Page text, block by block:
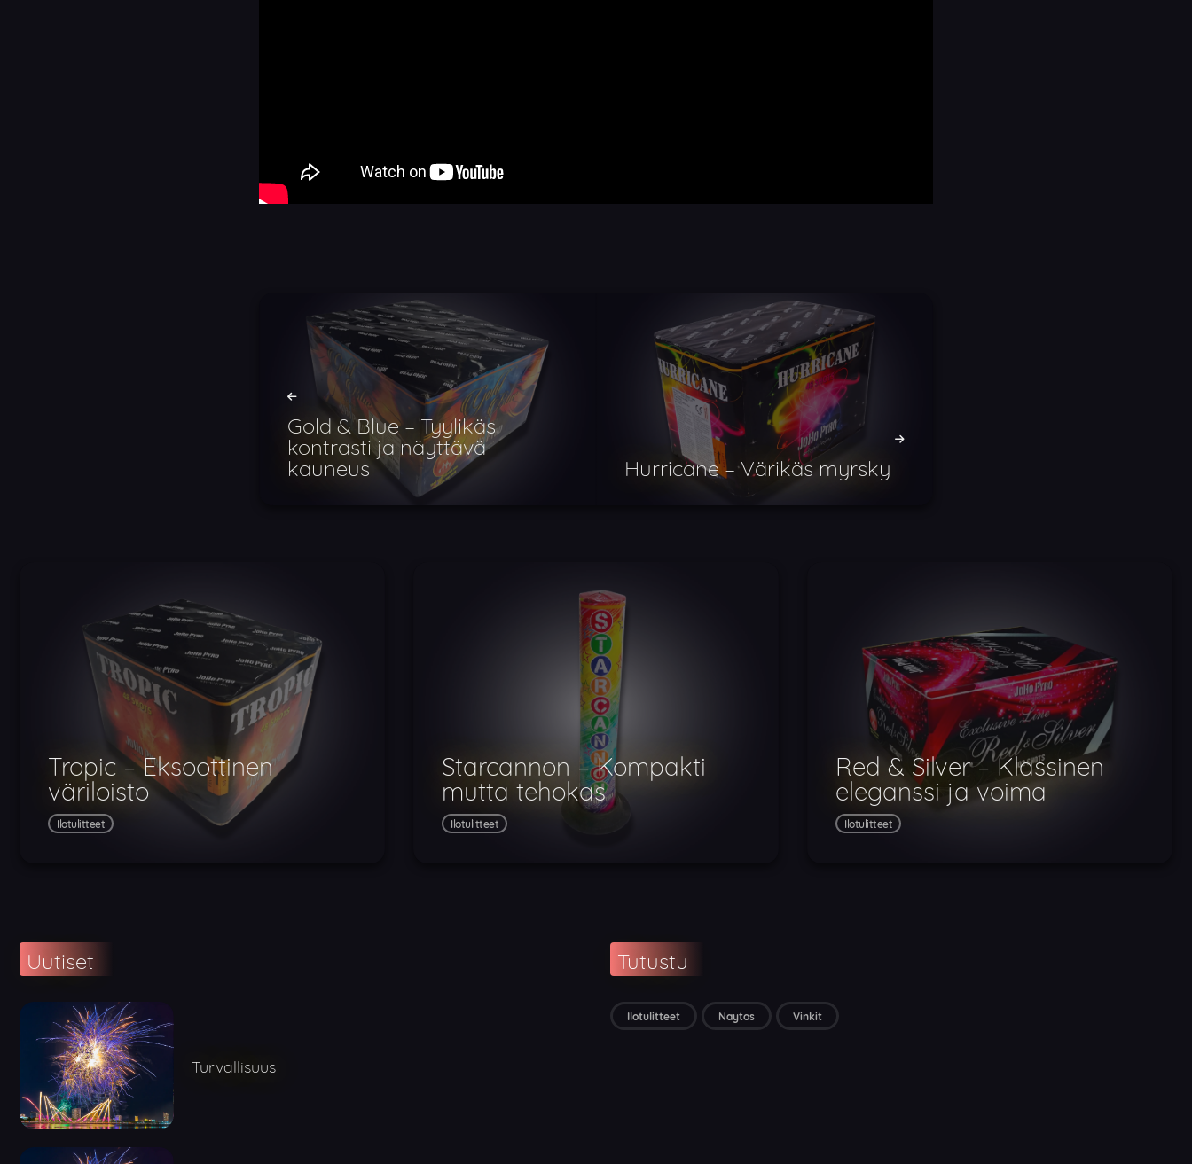
Gold & Blue – Tyylikäs
kontrasti ja näyttävä
kauneus Hurricane – Värikäs myrsky
Tropic – Eksoottinen
väriloisto
Ilotulitteet
Starcannon – Kompakti
mutta tehokas
Ilotulitteet
Red & Silver – Klassinen
eleganssi ja voima
Ilotulitteet
Uutiset
Turvallisuus
Tutustu
Ilotulitteet Naytos Vinkit